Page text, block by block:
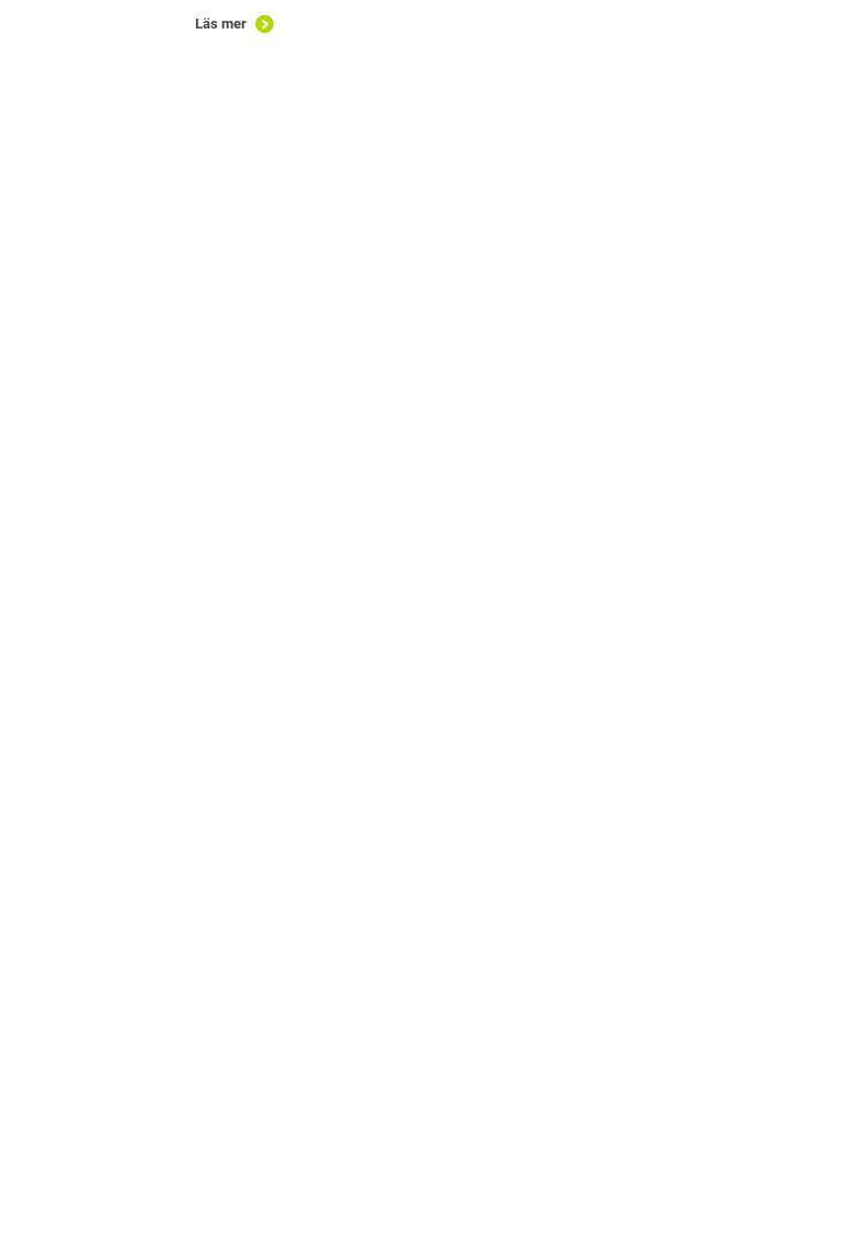
Läs mer